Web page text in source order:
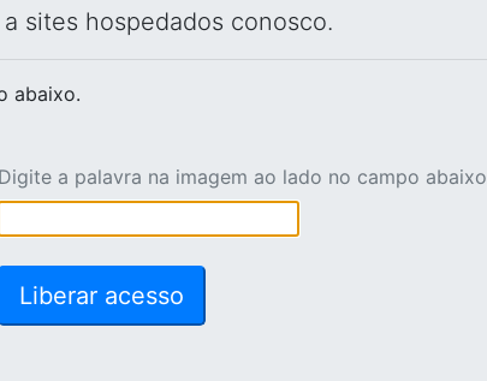
sites hospedados conosco.
abaixo.
Digite a palavra na imagem ao lado no campo abaixo